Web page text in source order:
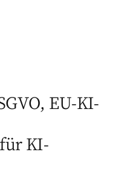
EU-KI-
KI-